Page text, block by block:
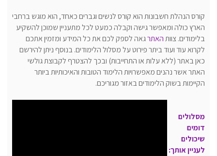
קורס הנהלת חשבונות הוא קורס לנשים וגברים כאחד, הוא מוגש ברחבי
הארץ כולה ומאפשר גישה וקבלה כמעט לכל מתעניין שמוכן להשקיע
בלימודים. צוותהאתרגאה לספק לכם את כל המידע ומזמין אתכם
לקרוא עוד ועוד ביתר פירוט על מסלול הלימודים. בנוסף ניתן להירשם
כאן באתר (ללא עלות או התחייבות) ובכך להצטרף לקבוצת גולשי
האתר אשר נהנים מאפשרויות הלימוד הטובות והאיכותיות ביותר
הקיימות בשוק הלימודים באזור מגוריכם.
מסלולים
דומים
שיכולים
לעניין אותך: